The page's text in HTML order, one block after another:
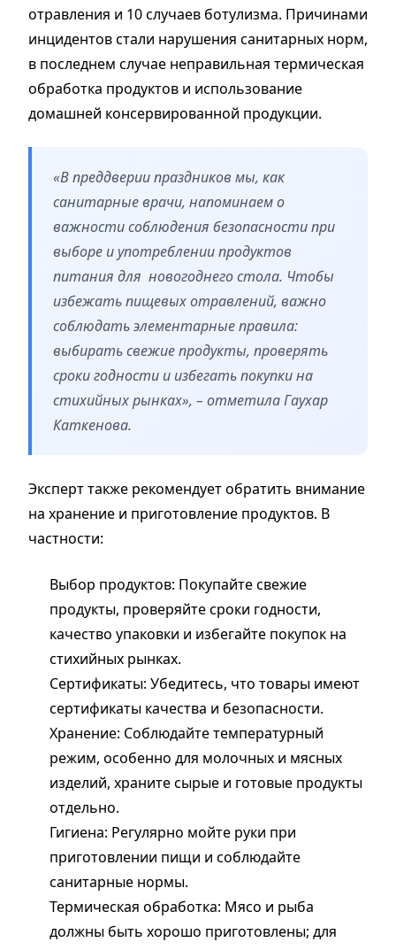
отравления и 10 случаев ботулизма. Причинами
инцидентов стали нарушения санитарных норм,
в последнем случае неправильная термическая
обработка продуктов и использование
домашней консервированной продукции.
«В преддверии праздников мы, как
санитарные врачи, напоминаем о
важности соблюдения безопасности при
выборе и употреблении продуктов
питания для новогоднего стола. Чтобы
избежать пищевых отравлений, важно
соблюдать элементарные правила:
выбирать свежие продукты, проверять
сроки годности и избегать покупки на
стихийных рынках», – отметила Гаухар
Каткенова.
Эксперт также рекомендует обратить внимание
на хранение и приготовление продуктов. В
частности:
Выбор продуктов: Покупайте свежие
продукты, проверяйте сроки годности,
качество упаковки и избегайте покупок на
стихийных рынках.
Сертификаты: Убедитесь, что товары имеют
сертификаты качества и безопасности.
Хранение: Соблюдайте температурный
режим, особенно для молочных и мясных
изделий, храните сырые и готовые продукты
отдельно.
Гигиена: Регулярно мойте руки при
приготовлении пищи и соблюдайте
санитарные нормы.
Термическая обработка: Мясо и рыба
должны быть хорошо приготовлены; для